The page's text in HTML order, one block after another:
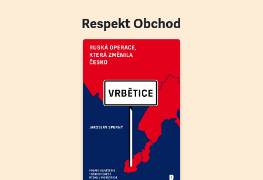
Respekt Obchod